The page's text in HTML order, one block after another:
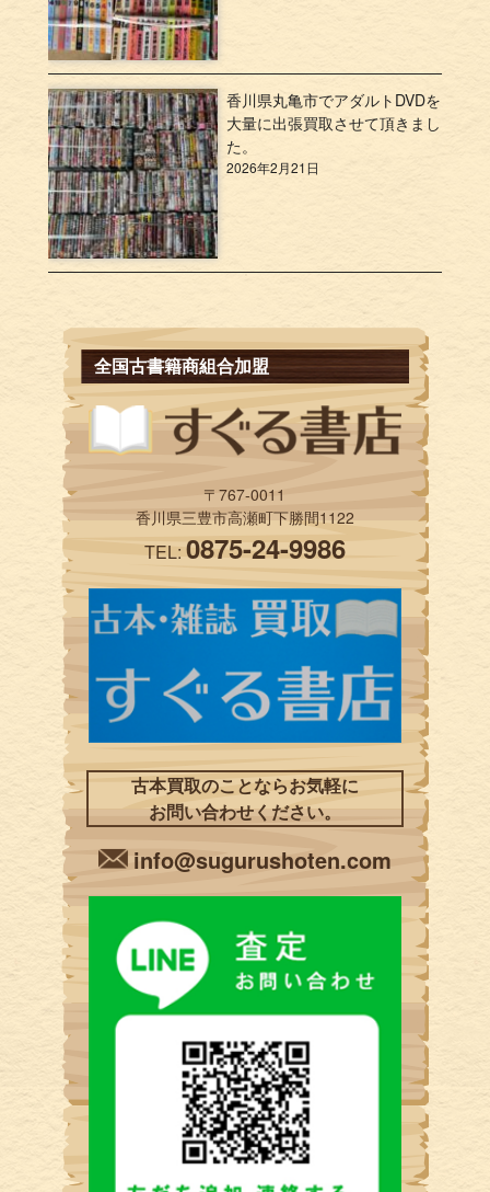
香川県丸亀市でアダルトDVDを
大量に出張買取させて頂きまし
た。
2026年2月21日
全国古書籍商組合加盟
〒767-0011
香川県三豊市高瀬町下勝間1122
TEL:0875-24-9986
古本買取のことならお気軽に
お問い合わせください。
info@sugurushoten.com